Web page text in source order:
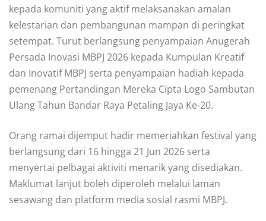
kepada komuniti yang aktif melaksanakan amalan
kelestarian dan pembangunan mampan di peringkat
setempat. Turut berlangsung penyampaian Anugerah
Persada Inovasi MBPJ 2026 kepada Kumpulan Kreatif
dan Inovatif MBPJ serta penyampaian hadiah kepada
pemenang Pertandingan Mereka Cipta Logo Sambutan
Ulang Tahun Bandar Raya Petaling Jaya Ke-20.
Orang ramai dijemput hadir memeriahkan festival yang
berlangsung dari 16 hingga 21 Jun 2026 serta
menyertai pelbagai aktiviti menarik yang disediakan.
Maklumat lanjut boleh diperoleh melalui laman
sesawang dan platform media sosial rasmi MBPJ.